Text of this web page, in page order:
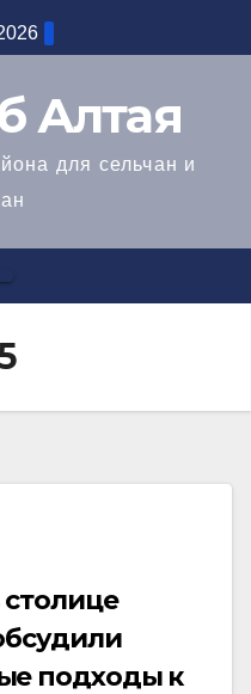
Алтая
для сельчан и
подходы к